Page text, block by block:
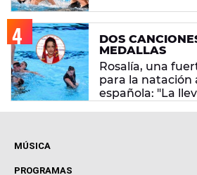
DOS
MEDALLAS
Rosalía, una
para la natación
española: "La
MÚSICA
Local de Ensayo Europa FM
PROGRAMAS